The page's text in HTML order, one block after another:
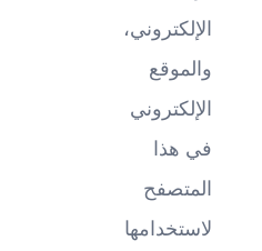
الإلكتروني،
والموقع
الإلكتروني
في هذا
المتصفح
لاستخدامها